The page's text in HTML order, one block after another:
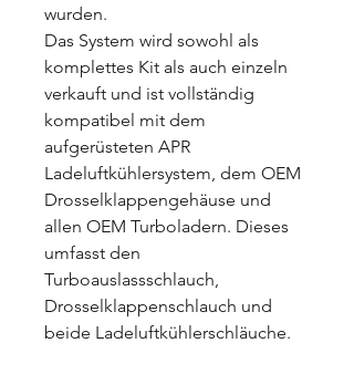
wurden.
Das System wird sowohl als
komplettes Kit als auch einzeln
verkauft und ist vollständig
kompatibel mit dem
aufgerüsteten APR
Ladeluftkühlersystem, dem OEM
Drosselklappengehäuse und
allen OEM Turboladern. Dieses
umfasst den
Turboauslassschlauch,
Drosselklappenschlauch und
beide Ladeluftkühlerschläuche.